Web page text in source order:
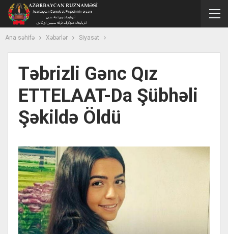
Ana səhifə Xəbərlər Siyasət
Təbrizli Gənc Qız
ETTELAAT-Da Şübhəli
Şəkildə Öldü